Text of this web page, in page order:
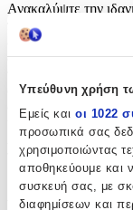
Υπεύθυνη χρήση
Εμείς και οι 1022
προσωπικά σας
χρησιμοποιώντας
αποθηκεύουμε και
συσκευή σας, με
διαφημίσεων και
Ανακαλύψτε την
παπουτσιών σας
ειδικό spray
διατηρώντας τα
αυτό το προϊόν
αρχικής
και την ασφάλεια
λεκέδες. Ένα
των αγαπημένων